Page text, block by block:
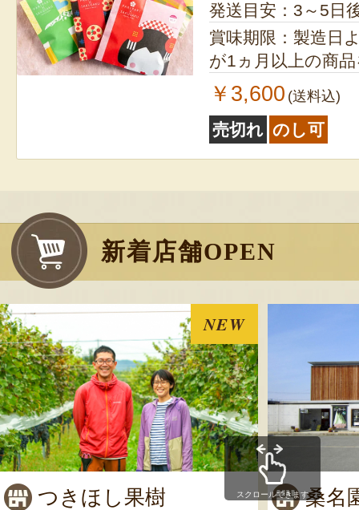
発送目安：3～5日
賞味期限：製造日より6
が1ヵ月以上の商
￥3,600 (送料込)
売切れ のし可
新着店舗OPEN
NEW
つきほし果樹 桑名
スクロールできます